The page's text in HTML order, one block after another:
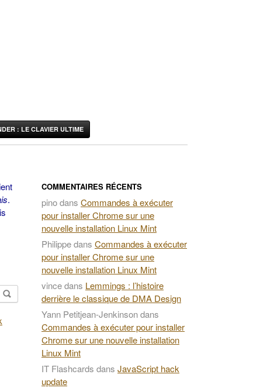
: LE CLAVIER ULTIME
.
COMMENTAIRES RÉCENTS
pinodans Commandes à exécuter
pour installer Chrome sur une
nouvelle installation Linux Mint
Philippedans Commandes à exécuter
pour installer Chrome sur une
nouvelle installation Linux Mint
vincedans Lemmings : l’histoire
derrière le classique de DMA Design
Yann Petitjean-Jenkinsondans
Commandes à exécuter pour installer
Chrome sur une nouvelle installation
Linux Mint
IT Flashcards dans JavaScript hack
update